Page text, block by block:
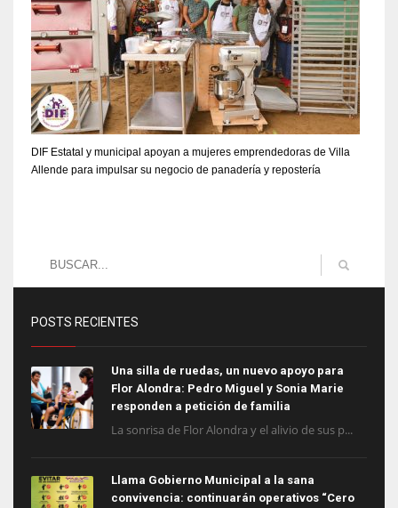
DIF Estatal y municipal apoyan a mujeres emprendedoras de Villa
Allende para impulsar su negocio de panadería y repostería
POSTS RECIENTES
Una silla de ruedas, un nuevo apoyo para
Flor Alondra: Pedro Miguel y Sonia Marie
responden a petición de familia
La sonrisa de Flor Alondra y el alivio de sus p...
Llama Gobierno Municipal a la sana
convivencia: continuarán operativos “Cero